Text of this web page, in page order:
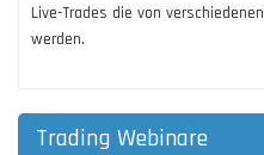
Live-Trades die von verschiedenen
werden.
Trading Webinare